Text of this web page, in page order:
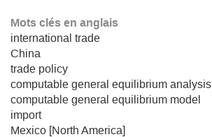
Mots clés en anglais
international trade
China
trade policy
computable general equilibrium analysis
computable general equilibrium model
import
Mexico [North America]